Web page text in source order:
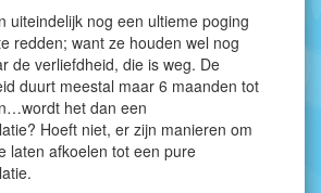
uiteindelijk nog een ultieme poging
redden; want ze houden wel nog
de verliefdheid, die is weg. De
duurt meestal maar 6 maanden tot
het dan een
Hoeft niet, er zijn manieren om
laten afkoelen tot een pure